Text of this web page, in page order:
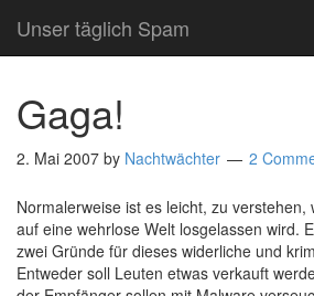
Unser täglich Spam
Gaga!
2. Mai 2007 by Nachtwächter 2
Normalerweise ist es leicht, zu verstehen,
auf eine wehrlose Welt losgelassen wird.
zwei Gründe für dieses widerliche und
Entweder soll Leuten etwas verkauft